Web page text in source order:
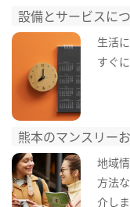
設備とサービスに
生活
すぐ
熊本のマンスリー
地域
方法
介しま